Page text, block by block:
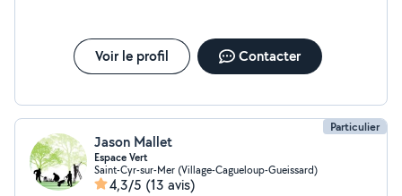
Voir le profil Contacter
Particulier
Jason Mallet
Espace Vert
Saint-Cyr-sur-Mer (Village-Cagueloup-Gueissard)
4,3/5 (13 avis)